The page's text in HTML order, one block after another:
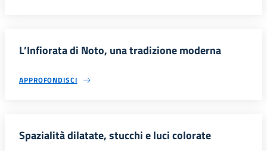
L’Infiorata di Noto, una tradizione moderna
APPROFONDISCI
Spazialità dilatate, stucchi e luci colorate